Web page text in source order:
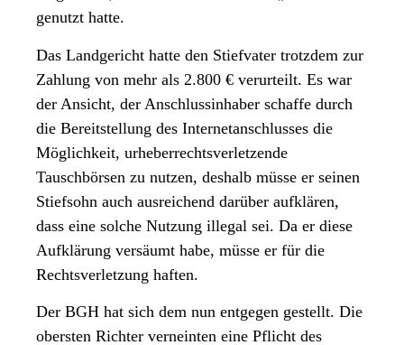
genutzt hatte.
Das Landgericht hatte den Stiefvater trotzdem zur
Zahlung von mehr als 2.800 € verurteilt. Es war
der Ansicht, der Anschlussinhaber schaffe durch
die Bereitstellung des Internetanschlusses die
Möglichkeit, urheberrechtsverletzende
Tauschbörsen zu nutzen, deshalb müsse er seinen
Stiefsohn auch ausreichend darüber aufklären,
dass eine solche Nutzung illegal sei. Da er diese
Aufklärung versäumt habe, müsse er für die
Rechtsverletzung haften.
Der BGH hat sich dem nun entgegen gestellt. Die
obersten Richter verneinten eine Pflicht des